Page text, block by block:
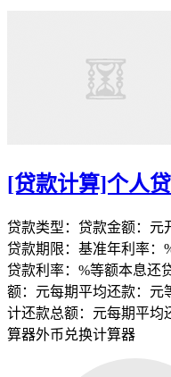
[贷款计算]个人
贷款类型：贷款金额：元
贷款期限：基准年利率：
贷款利率：%等额本息还
额：元每期平均还款：元
计还款总额：元每期平均
算器外币兑换计算器